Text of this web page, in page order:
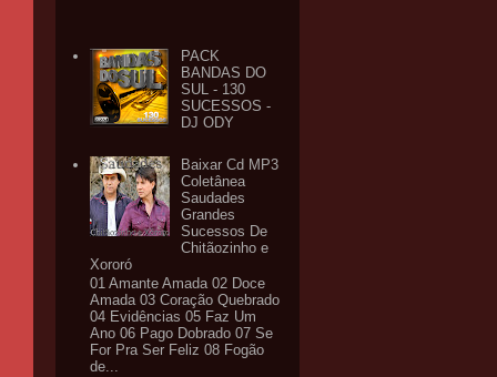
PACK
BANDAS DO
SUL - 130
SUCESSOS -
DJ ODY
Baixar Cd MP3
Coletânea
Saudades
Grandes
Sucessos De
Chitãozinho e
Xororó
01 Amante Amada 02 Doce
Amada 03 Coração Quebrado
04 Evidências 05 Faz Um
Ano 06 Pago Dobrado 07 Se
For Pra Ser Feliz 08 Fogão
de...